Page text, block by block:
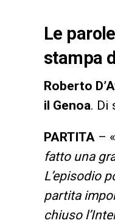
Le
stampa
Roberto
il Genoa. Di
PARTITA – «
fatto una
L’episodio
partita
chiuso